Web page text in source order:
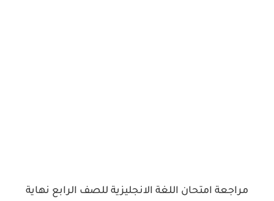
مراجعة امتحان اللغة الانجليزية للصف الرابع نهاية